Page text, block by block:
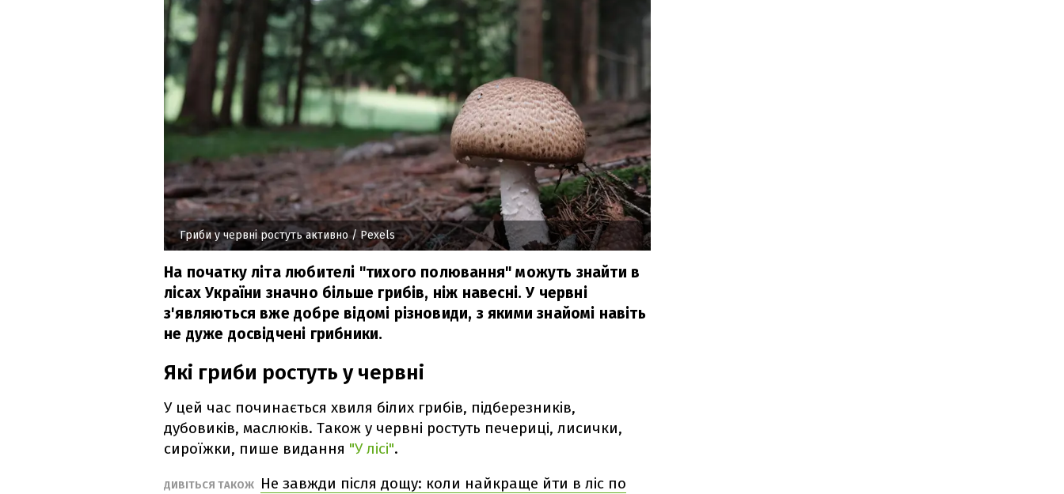
Гриби у червні ростуть активно/ Рexels
На початку літа любителі "тихого полювання" можуть знайти в
лісах України значно більше грибів, ніж навесні. У червні
з'являються вже добре відомі різновиди, з якими знайомі навіть
не дуже досвідчені грибники.
Які гриби ростуть у червні
У цей час починається хвиля білих грибів, підберезників,
дубовиків, маслюків. Також у червні ростуть печериці, лисички,
сироїжки, пише видання "У лісі".
ДИВІТЬСЯ ТАКОЖ
Не завжди після дощу: коли найкраще йти в ліс по